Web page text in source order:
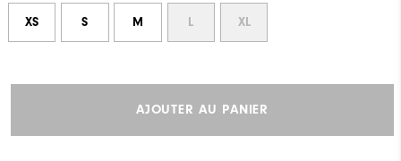
XS S M L XL
AJOUTER AU PANIER